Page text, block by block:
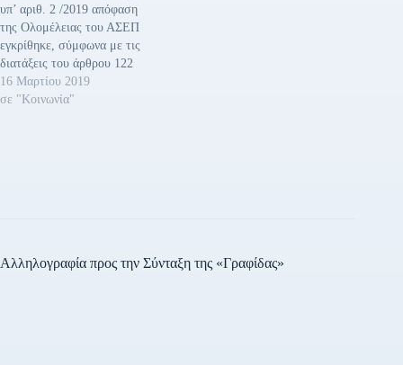
υπ’ αριθ. 2 /2019 απόφαση
της Ολομέλειας του ΑΣΕΠ
εγκρίθηκε, σύμφωνα με τις
διατάξεις του άρθρου 122
του ν. 4537/2018 (ΦΕΚ 84/
Α/15-5-2018), το αίτημα της
16 Μαρτίου 2019
σε "Κοινωνία"
Αλληλογραφία προς την Σύνταξη της «Γραφίδας»